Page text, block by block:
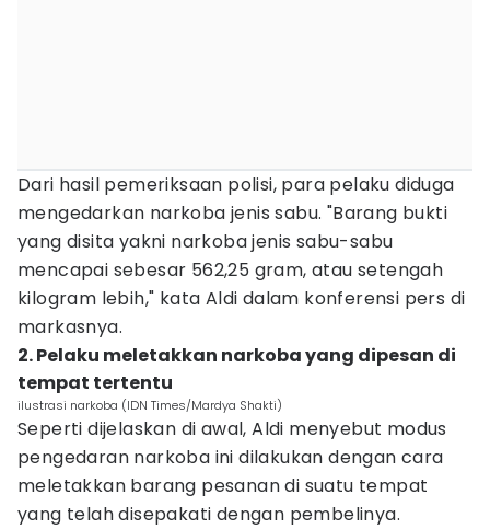
Dari hasil pemeriksaan polisi, para pelaku diduga
mengedarkan narkoba jenis sabu. "Barang bukti
yang disita yakni narkoba jenis sabu-sabu
mencapai sebesar 562,25 gram, atau setengah
kilogram lebih," kata Aldi dalam konferensi pers di
markasnya.
2. Pelaku meletakkan narkoba yang dipesan di
tempat tertentu
ilustrasi narkoba (IDN Times/Mardya Shakti)
Seperti dijelaskan di awal, Aldi menyebut modus
pengedaran narkoba ini dilakukan dengan cara
meletakkan barang pesanan di suatu tempat
yang telah disepakati dengan pembelinya.